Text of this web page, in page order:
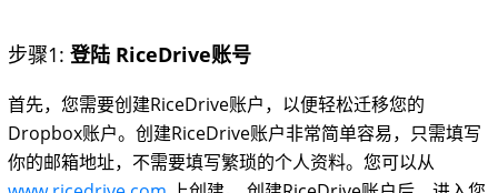
步骤1: 登陆 RiceDrive账号
首先，您需要创建RiceDrive账户，以便轻松迁移您的
Dropbox账户。创建RiceDrive账户非常简单容易，只需填写
你的邮箱地址，不需要填写繁琐的个人资料。您可以从